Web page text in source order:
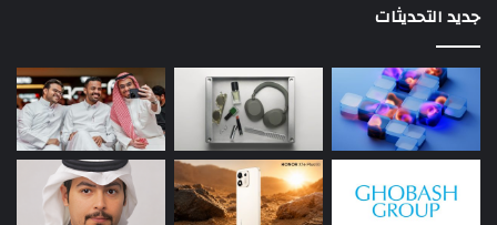
جديد التحديثات